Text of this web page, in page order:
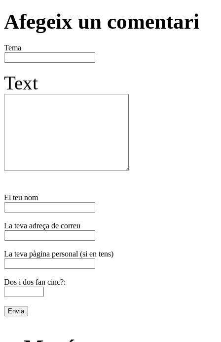
Afegeix un comentari
Tema
Text
El teu nom
La teva adreça de correu
La teva pàgina personal (si en tens)
Dos i dos fan cinc?: